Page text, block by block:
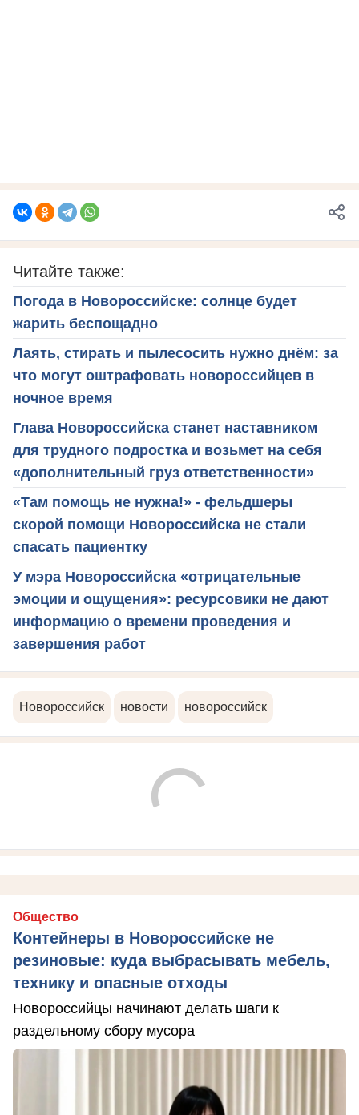
Читайте также:
Погода в Новороссийске: солнце будет
жарить беспощадно
Лаять, стирать и пылесосить нужно днём: за
что могут оштрафовать новороссийцев в
ночное время
Глава Новороссийска станет наставником
для трудного подростка и возьмет на себя
«дополнительный груз ответственности»
«Там помощь не нужна!» - фельдшеры
скорой помощи Новороссийска не стали
спасать пациентку
У мэра Новороссийска «отрицательные
эмоции и ощущения»: ресурсовики не дают
информацию о времени проведения и
завершения работ
Новороссийск новости новороссийск
Общество
Контейнеры в Новороссийске не
резиновые: куда выбрасывать мебель,
технику и опасные отходы
Новороссийцы начинают делать шаги к
раздельному сбору мусора